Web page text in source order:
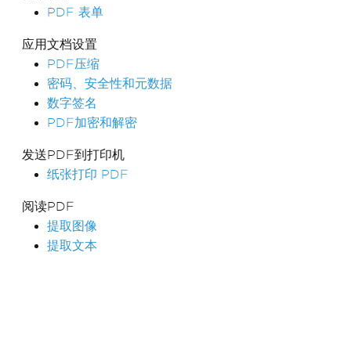
PDF 表单
应用文档设置
PDF压缩
密码、安全性和元数据
数字签名
PDF加密和解密
发送PDF到打印机
纸张打印 PDF
阅读PDF
提取图像
提取文本